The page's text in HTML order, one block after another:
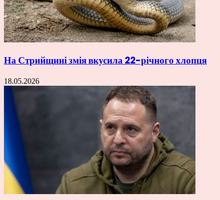
На Стрийщині змія вкусила 22-річного хлопця
18.05.2026